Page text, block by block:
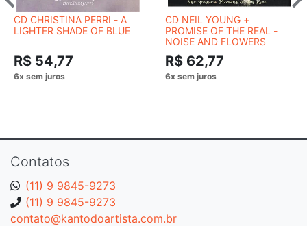
CD CHRISTINA PERRI - A
LIGHTER SHADE OF BLUE
R$ 54,77
CD NEIL YOUNG +
PROMISE OF THE REAL -
NOISE AND FLOWERS
R$ 62,77
Contatos
(11) 9 9845-9273
(11) 9 9845-9273
contato@kantodoartista.com.br